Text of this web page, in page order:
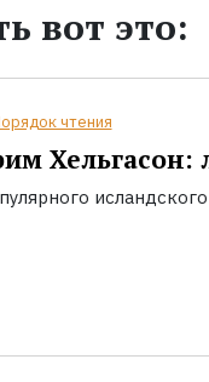
вот это:
чтения